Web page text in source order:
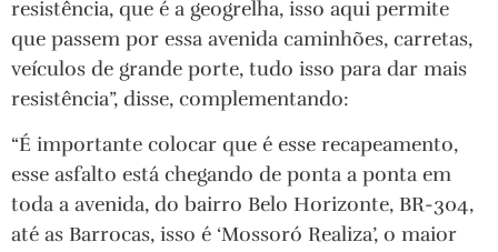
resistência, que é a geogrelha, isso aqui permite
que passem por essa avenida caminhões, carretas,
veículos de grande porte, tudo isso para dar mais
resistência”, disse, complementando:
“É importante colocar que é esse recapeamento,
esse asfalto está chegando de ponta a ponta em
toda a avenida, do bairro Belo Horizonte, BR-304,
até as Barrocas, isso é ‘Mossoró Realiza’, o maior